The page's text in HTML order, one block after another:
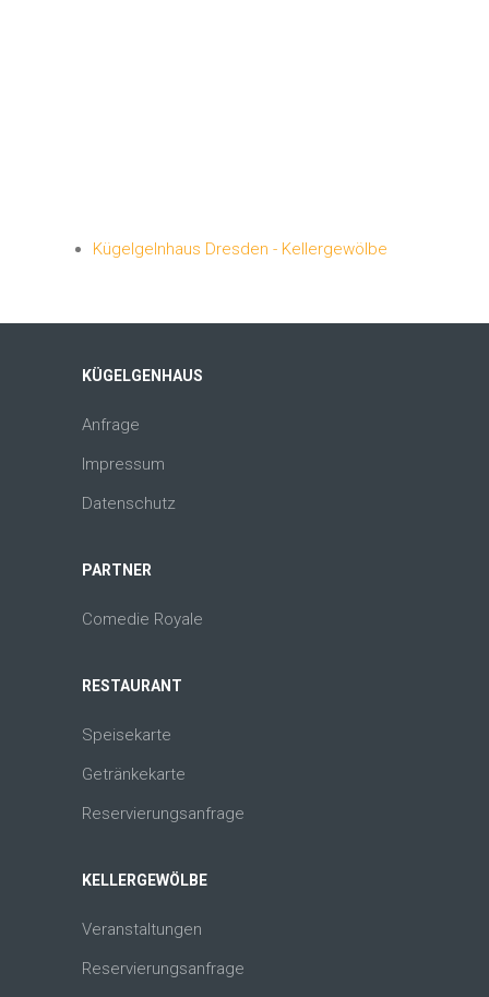
Kügelgelnhaus Dresden - Kellergewölbe
KÜGELGENHAUS
Anfrage
Impressum
Datenschutz
PARTNER
Comedie Royale
RESTAURANT
Speisekarte
Getränkekarte
Reservierungsanfrage
KELLERGEWÖLBE
Veranstaltungen
Reservierungsanfrage